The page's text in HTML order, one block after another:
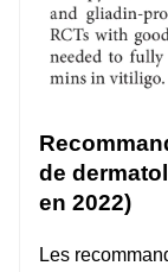
de
en 2022)
Les